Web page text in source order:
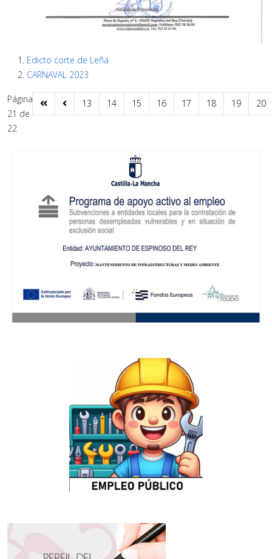
Edicto corte de Leña
CARNAVAL 2023
Página
21 de
22
13 14 15 16 17 18 19 20